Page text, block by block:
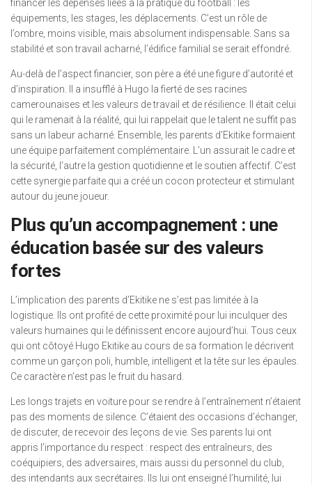
financer les dépenses liées à la pratique du football : les
équipements, les stages, les déplacements. C’est un rôle de
l’ombre, moins visible, mais absolument indispensable. Sans sa
stabilité et son travail acharné, l’édifice familial se serait effondré.
Au-delà de l’aspect financier, son père a été une figure d’autorité et
d’inspiration. Il a insufflé à Hugo la fierté de ses racines
camerounaises et les valeurs de travail et de résilience. Il était celui
qui le ramenait à la réalité, qui lui rappelait que le talent ne suffit pas
sans un labeur acharné. Ensemble, les parents d’Ekitike formaient
une équipe parfaitement complémentaire. L’un assurait le cadre et
la sécurité, l’autre la gestion quotidienne et le soutien affectif. C’est
cette synergie parfaite qui a créé un cocon protecteur et stimulant
autour du jeune joueur.
Plus qu’un accompagnement : une
éducation basée sur des valeurs
fortes
L’implication des parents d’Ekitike ne s’est pas limitée à la
logistique. Ils ont profité de cette proximité pour lui inculquer des
valeurs humaines qui le définissent encore aujourd’hui. Tous ceux
qui ont côtoyé Hugo Ekitike au cours de sa formation le décrivent
comme un garçon poli, humble, intelligent et la tête sur les épaules.
Ce caractère n’est pas le fruit du hasard.
Les longs trajets en voiture pour se rendre à l’entraînement n’étaient
pas des moments de silence. C’étaient des occasions d’échanger,
de discuter, de recevoir des leçons de vie. Ses parents lui ont
appris l’importance du respect : respect des entraîneurs, des
coéquipiers, des adversaires, mais aussi du personnel du club,
des intendants aux secrétaires. Ils lui ont enseigné l’humilité, lui